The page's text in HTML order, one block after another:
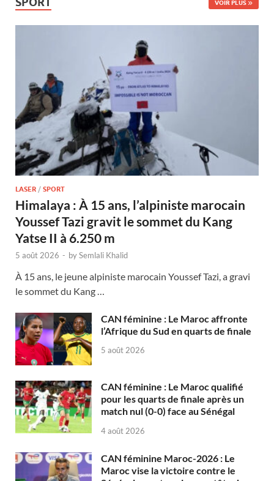
VOIR PLUS
LASER / SPORT
Himalaya : À 15 ans, l’alpiniste marocain
Youssef Tazi gravit le sommet du Kang
Yatse II à 6.250 m
5 août 2026 - bySemlali Khalid
À 15 ans, le jeune alpiniste marocain Youssef Tazi, a gravi
le sommet du Kang …
CAN féminine : Le Maroc affronte
l’Afrique du Sud en quarts de finale
5 août 2026
CAN féminine : Le Maroc qualifié
pour les quarts de finale après un
match nul (0-0) face au Sénégal
4 août 2026
CAN féminine Maroc-2026 : Le
Maroc vise la victoire contre le